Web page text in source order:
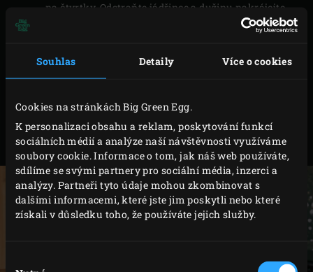
Souhlas Detaily Více o cookies
Cookies na stránkách Big Green Egg.
K personalizaci obsahu a reklam, poskytování funkcí
sociálních médií a analýze naší návštěvnosti využíváme
soubory cookie. Informace o tom, jak náš web používáte,
sdílíme se svými partnery pro sociální média, inzerci a
analýzy. Partneři tyto údaje mohou zkombinovat s
dalšími informacemi, které jste jim poskytli nebo které
získali v důsledku toho, že používáte jejich služby.
na čtvrtky. Odstraňte jádřince a dužinu nakrájejte
na kostky asi 1 centimetr. Smíchejte je se zbytkem
těsto.
nakrájejte jablko na velmi tenké plátky. Plátky
naaranžujte v kruhovém vzoru na náplň a posypte
krystalovým cukrem.